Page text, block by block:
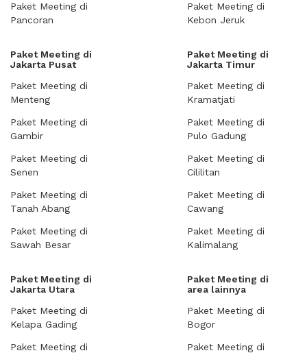
Paket Meeting di
Pancoran
Paket Meeting di
Kebon Jeruk
Paket Meeting di
Jakarta Pusat
Paket Meeting di
Menteng
Paket Meeting di
Gambir
Paket Meeting di
Senen
Paket Meeting di
Tanah Abang
Paket Meeting di
Sawah Besar
Paket Meeting di
Jakarta Timur
Paket Meeting di
Kramatjati
Paket Meeting di
Pulo Gadung
Paket Meeting di
Cililitan
Paket Meeting di
Cawang
Paket Meeting di
Kalimalang
Paket Meeting di
Jakarta Utara
Paket Meeting di
Kelapa Gading
Paket Meeting di
Paket Meeting di
area lainnya
Paket Meeting di
Bogor
Paket Meeting di